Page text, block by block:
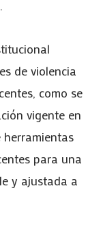
de violencia
como se
vigente en
para una
y ajustada a